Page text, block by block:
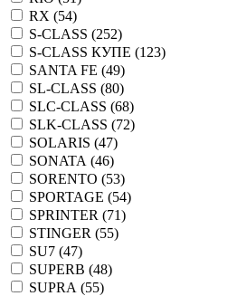
RX (54)
S-CLASS (252)
S-CLASS КУПЕ (123)
SANTA FE (49)
SL-CLASS (80)
SLC-CLASS (68)
SLK-CLASS (72)
SOLARIS (47)
SONATA (46)
SORENTO (53)
SPORTAGE (54)
SPRINTER (71)
STINGER (55)
SU7 (47)
SUPERB (48)
SUPRA (55)